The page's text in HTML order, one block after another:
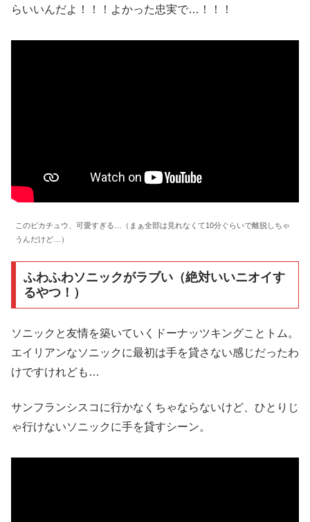
らいいんだよ！！！よかった忠実で…！！！
このピカチュウ、可愛すぎる…（まぁ全部は見れなくて10分ぐらいで離脱しちゃ
うんだけど…）
ふわふわソニックがラブい（絶対いいニオイす
るやつ！）
ソニックと友情を築いていくドーナッツキングことトム。
エイリアンなソニックに最初は手を貸さない感じだったわ
けですけれども…
サンフランシスコに行かなくちゃならないけど、ひとりじ
ゃ行けないソニックに手を貸すシーン。